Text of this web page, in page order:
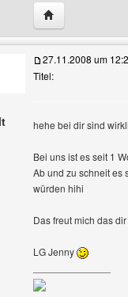
Website dieses
Benutzer-
27.11.2008 um
Titel:
hehe bei dir sind
Bei uns ist es seit 1
Ab und zu schneit es
würden hihi
Das freut mich das
LG Jenny